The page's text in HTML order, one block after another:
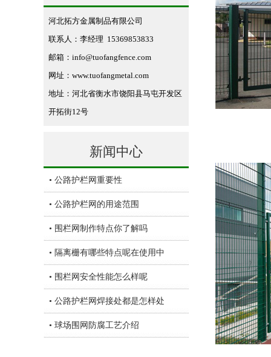
河北拓方金属制品有限公司
联系人：李经理 15369853833
邮箱：info@tuofangfence.com
网址：www.tuofangmetal.com
地址：河北省衡水市饶阳县马屯开发区
开拓街12号
新闻中心
• 公路护栏网重要性
• 公路护栏网的用途范围
• 围栏网制作特点你了解吗
• 隔离栅有哪些特点呢在使用中
• 围栏网安全性能怎么样呢
• 公路护栏网焊接处都是怎样处
• 球场围网防腐工艺介绍